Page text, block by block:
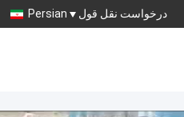
درخواست نقل قول Persian